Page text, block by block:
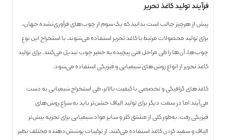
فرآیند تولید کاغذ تحریر
پیش از هرچیز جالب است بدانید که یک سوم از چوب‌های فرآوری‌نشده جهان،
برای تولید محصولات مرتبط با کاغذ تحریر استفاده می‌شوند. با استخراج این نوع
چوب‌ها، آن‌ها را طی مراحل فنی پیچیده به خمیر چوب تبدیل می‌کنند. برای تولید
کاغذ تحریر از انواع روش‌های شیمیایی و فیزیکی استفاده می‌شود.
کاغذ‌های گرافیکی و تخصصی با کیفیت بالا‌تر، طی استخراج شیمیایی به دست
می‌آیند اما در سمت دیگر برای تولید الیاف خشن‌تر باید به سراغ روش‌های
فیزیکی رفت. به‌طور کلی از مشتق کلر و سایر مواد شیمیایی برای تجزیه بیش‌تر
الیاف و سفید کردن کاغذ استفاده می‌کنند. از ترکیبات پوشش‌دهنده مختلف نظیر